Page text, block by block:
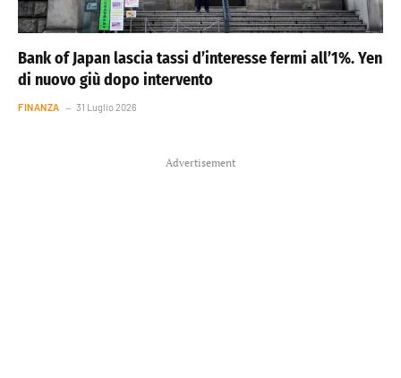
Bank of Japan lascia tassi d’interesse fermi all’1%. Yen
di nuovo giù dopo intervento
FINANZA 31 Luglio 2026
Advertisement